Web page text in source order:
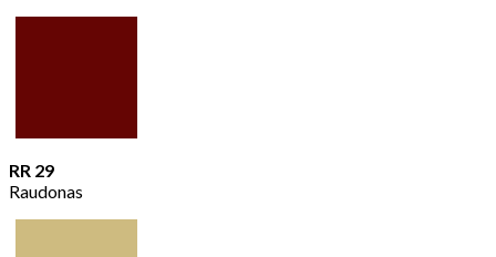
RR 29
Raudonas